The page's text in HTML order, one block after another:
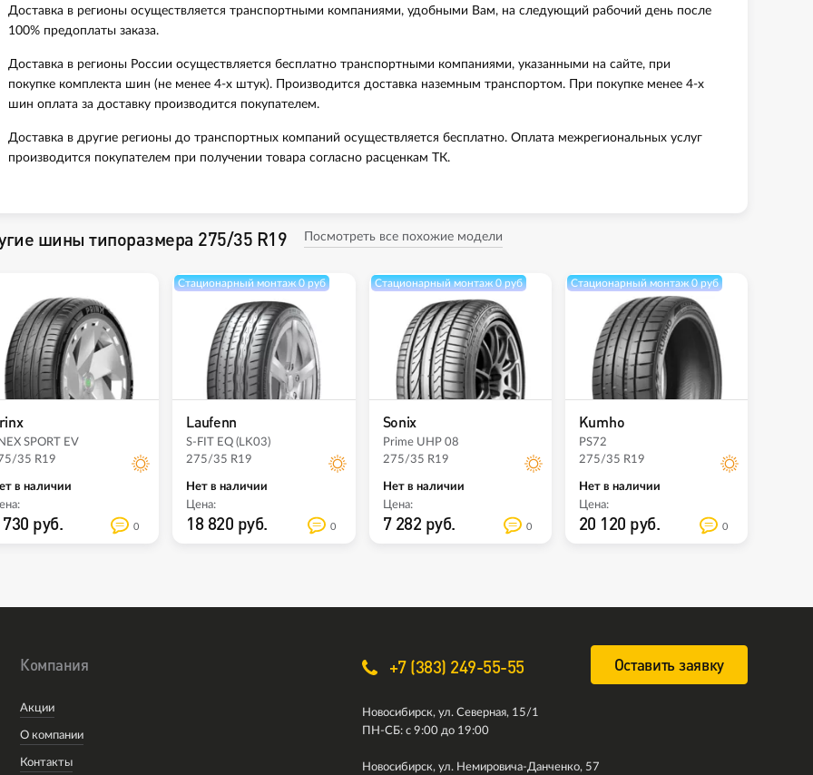
Доставка в регионы осуществляется транспортными компаниями, удобными Вам, на следующий рабочий день после
100% предоплаты заказа.
Доставка в регионы России осуществляется бесплатно транспортными компаниями, указанными на сайте, при
покупке комплекта шин (не менее 4-х штук). Производится доставка наземным транспортом. При покупке менее 4-х
шин оплата за доставку производится покупателем.
Доставка в другие регионы до транспортных компаний осуществляется бесплатно. Оплата межрегиональных услуг
производится покупателем при получении товара согласно расценкам ТК.
шины типоразмера 275/35 R19 Посмотреть все похожие модели
SPORT EV
35 R19
в наличии
руб. 0
Стационарный монтаж 0 руб
Laufenn
S-FIT EQ (LK03)
275/35 R19
Нет в наличии
Цена:
18 820 руб. 0
Стационарный монтаж 0 руб
Sonix
Prime UHP 08
275/35 R19
Нет в наличии
Цена:
7 282 руб. 0
Стационарный монтаж 0 руб
Kumho
PS72
275/35 R19
Нет в наличии
Цена:
20 120 руб. 0
Компания
Акции
О компании
Контакты
+7 (383) 249-55-55 Оставить заявку
Новосибирск, ул. Северная, 15/1
ПН-СБ: с 9:00 до 19:00
Новосибирск, ул. Немировича-Данченко, 57